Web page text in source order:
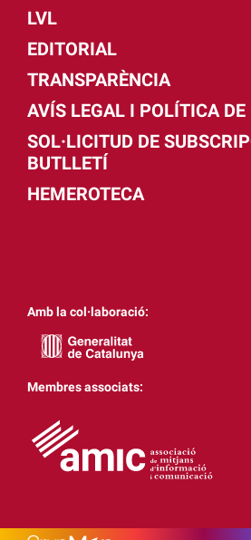
LVL
EDITORIAL
TRANSPARÈNCIA
AVÍS LEGAL I POLÍTICA
SOL·LICITUD DE
BUTLLETÍ
HEMEROTECA
Amb la col·laboració:
Membres associats: